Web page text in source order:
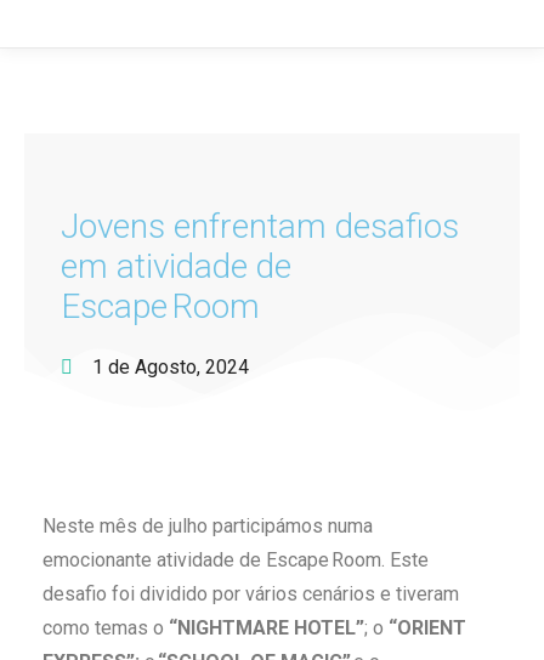
Jovens enfrentam desafios
em atividade de
Escape Room
1 de Agosto, 2024
Neste mês de julho participámos numa
emocionante atividade de Escape Room. Este
desafio foi dividido por vários cenários e tiveram
como temas o “NIGHTMARE HOTEL”; o “ORIENT